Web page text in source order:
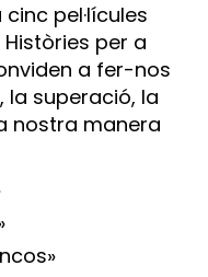
pel·lícules
per a
a fer-nos
la superació, la
nostra manera